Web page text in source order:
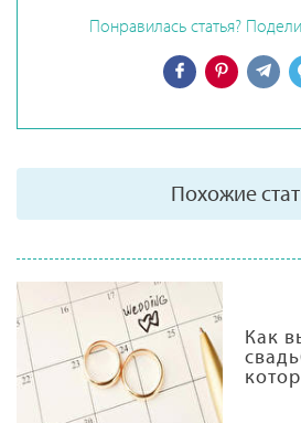
Понравилась статья?
Похожие
Как